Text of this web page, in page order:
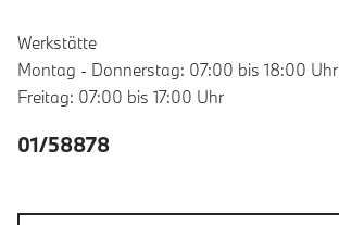
Werkstätte
Montag - Donnerstag: 07:00 bis 18:00 Uhr
Freitag: 07:00 bis 17:00 Uhr
01/58878